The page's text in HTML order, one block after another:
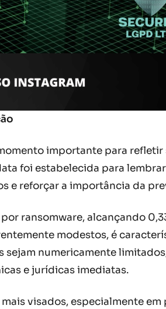
importante para refletir
foi estabelecida para
e reforçar a importância da
ransomware, alcançando
modestos, é
numericamente
e jurídicas imediatas.
visados, especialmente